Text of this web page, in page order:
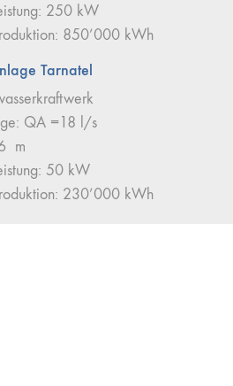
250 kW
850’000 kWh
Tarnatel
QA =18 l/s
m
50 kW
230’000 kWh